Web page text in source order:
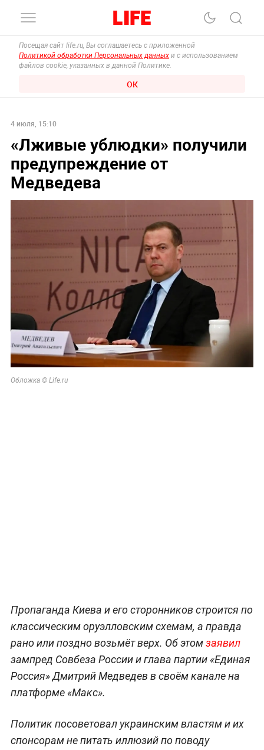
Посещая сайт life.ru, Вы соглашаетесь с приложенной
Политикой обработки Персональных данных и с использованием
файлов cookie, указанных в данной Политике.
ОК
4 июля, 15:10
«Лживые ублюдки» получили
предупреждение от
Медведева
Обложка © Life.ru
Пропаганда Киева и его сторонников строится по
классическим оруэлловским схемам, а правда
рано или поздно возьмёт верх. Об этомзаявил
зампред Совбеза России и глава партии «Единая
Россия» Дмитрий Медведев в своём канале на
платформе «Макс».
Политик посоветовал украинским властям и их
спонсорам не питать иллюзий по поводу